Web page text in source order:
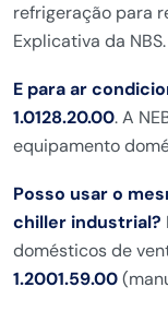
refrigeração para
Explicativa da NBS.
E para ar
1.0128.20.00. A
equipamento
Posso usar o
chiller industrial?
domésticos de
1.2001.59.00